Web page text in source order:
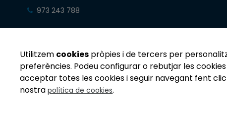
973 243 788
cnlleida@clubnataciolleida.com
Avis legal Política de privacitat
Utilitzem cookies pròpies i de tercers per
preferències. Podeu configurar o rebutjar les
acceptar totes les cookies i seguir navegant fent
nostrapolítica de cookies.